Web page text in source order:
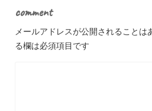
comment
メールアドレスが公開されることは
る欄は必須項目です